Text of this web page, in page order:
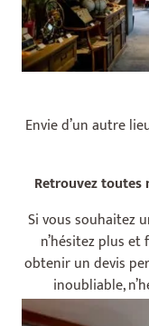
Envie d’un autre
Retrouvez toutes
Si vous souhaitez
n’hésitez plus
obtenir un devis
inoubliable,
Hôtel des rêves – R+1